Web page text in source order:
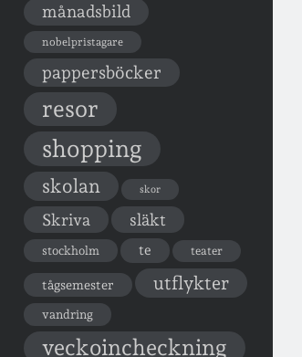
månadsbild
nobelpristagare
pappersböcker
resor
shopping
skolan skor
Skriva släkt
stockholm te teater
tågsemester utflykter
vandring
veckoincheckning